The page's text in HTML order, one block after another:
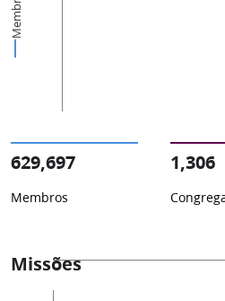
Membros
629,697
Membros
1,306
Missões